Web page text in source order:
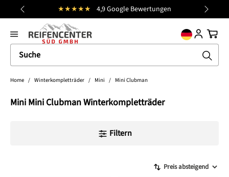
springen ★★★★★ 4,9 Google Bewertungen
general.prev
Home / Winterkompletträder / Mini / Mini Clubman
Mini Mini Clubman Winterkompletträder
Filtern